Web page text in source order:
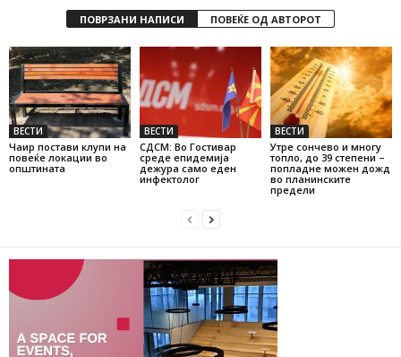
ПОВРЗАНИ НАПИСИ ПОВЕЌЕ ОД АВТОРОТ
ВЕСТИ
Чаир постави клупи на
повеќе локации во
општината
ВЕСТИ
СДСМ: Во Гостивар
среде епидемија
дежура само еден
инфектолог
ВЕСТИ
Утре сончево и многу
топло, до 39 степени –
попладне можен дожд
во планинските
предели